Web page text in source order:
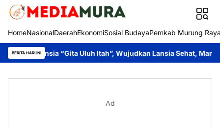
HomeNasionalDaerahEkonomiSosial BudayaPemkab Murung
BERITA HARI INI
“Gita Uluh Itah”, Wujudkan Lansia Sehat, Mandiri, dan
Ad